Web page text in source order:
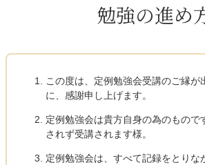
勉強の進め
この度は、定例勉強会受講のご縁が
に、感謝申し上げます。
定例勉強会は貴方自身の為のもので
されず受講されます様。
定例勉強会は、すべて記録をとりな